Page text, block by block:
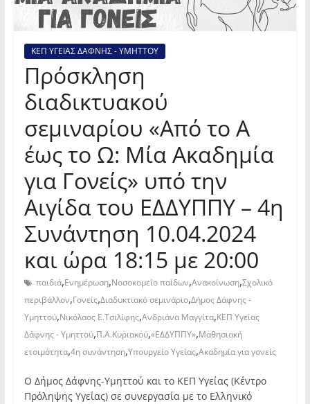
ΚΕΠ ΥΓΕΙΑΣ ΔΑΦΝΗΣ - ΥΜΗΤΤΟΥ
Πρόσκληση
διαδικτυακού
σεμιναρίου «Από το Α
έως το Ω: Μία Ακαδημία
για Γονείς» υπό την
Αιγίδα του ΕΔΔΥΠΠΥ – 4η
Συνάντηση 10.04.2024
και ώρα 18:15 με 20:00
παιδιά,Ενημέρωση,Νοσοκομείο παίδων,Ανακοίνωση,Σχολικό
περιβάλλον,Γονείς,Διαδυκτιακό σεμινάριο,Δήμος Δάφνης -
Υμηττού,Νικόλαος Ε.Τσιλίφης,Ανδριάνα Μαγγίτα,ΚΕΠ Υγείας
Δάφνης - Υμηττού,Π.Α.Κυριακού,«ΕΔΔΥΠΠΥ»,Μαθησιακή
ετοιμότητα,4η συνάντηση,Υπουργείο Υγείας,Ακαδημία για γονείς
Ο Δήμος Δάφνης-Υμηττού και το ΚΕΠ Υγείας (Κέντρο
Πρόληψης Υγείας) σε συνεργασία με το Ελληνικό